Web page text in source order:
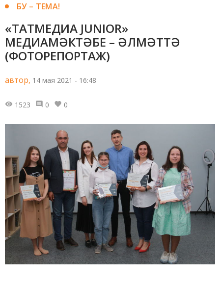
БУ – ТЕМА!
«ТАТМЕДИА JUNIOR»
МЕДИАМӘКТӘБЕ – ӘЛМӘТТӘ
(ФОТОРЕПОРТАЖ)
автор, 14 мая 2021 - 16:48
1523 0 0